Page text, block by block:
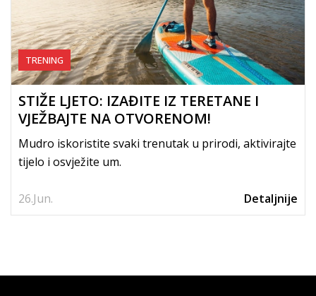
26.Jun.
TRENING
STIŽE LJETO: IZAĐITE IZ TERETANE I
VJEŽBAJTE NA OTVORENOM!
Mudro iskoristite svaki trenutak u prirodi, aktivirajte
tijelo i osvježite um.
Detaljnije